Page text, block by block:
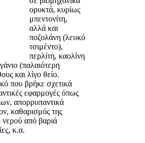
ορυκτά, κυρίως
μπεντονίτη,
αλλά και
ποζολάνη (λευκό
τσιμέντο),
περλίτη, καολίνη
(παλαιότερη
και λίγο θείο.
που βρήκε σχετικά
εφαρμογές όπως
απορρυπαντικά
καθαρισμός της
νερού από βαριά
κ.α.